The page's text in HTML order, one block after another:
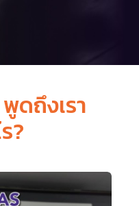
พูดถึงเรา
?